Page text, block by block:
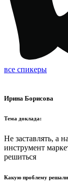
все спикеры
Ирина Борисова
Тема доклада:
Не заставлять, а
инструмент
решиться
Какую проблему решали